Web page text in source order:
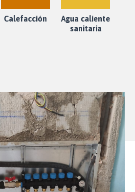
Calefacción
Agua caliente
sanitaria